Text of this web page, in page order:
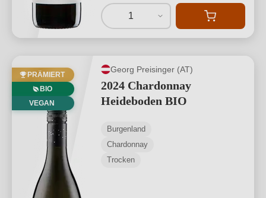
1
PRÄMIERT
BIO
VEGAN
Georg Preisinger (AT)
2024 Chardonnay
Heideboden BIO
Burgenland
Chardonnay
Trocken